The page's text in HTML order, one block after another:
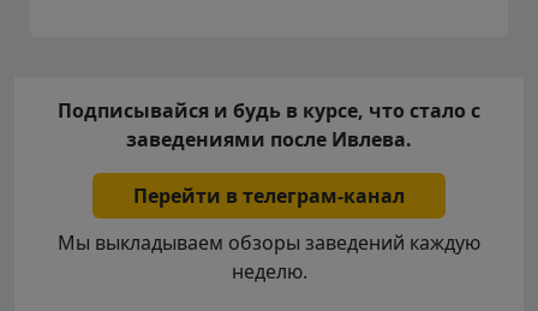
Подписывайся и будь в курсе, что стало с
заведениями после Ивлева.
Перейти в телеграм-канал
Мы выкладываем обзоры заведений каждую
неделю.